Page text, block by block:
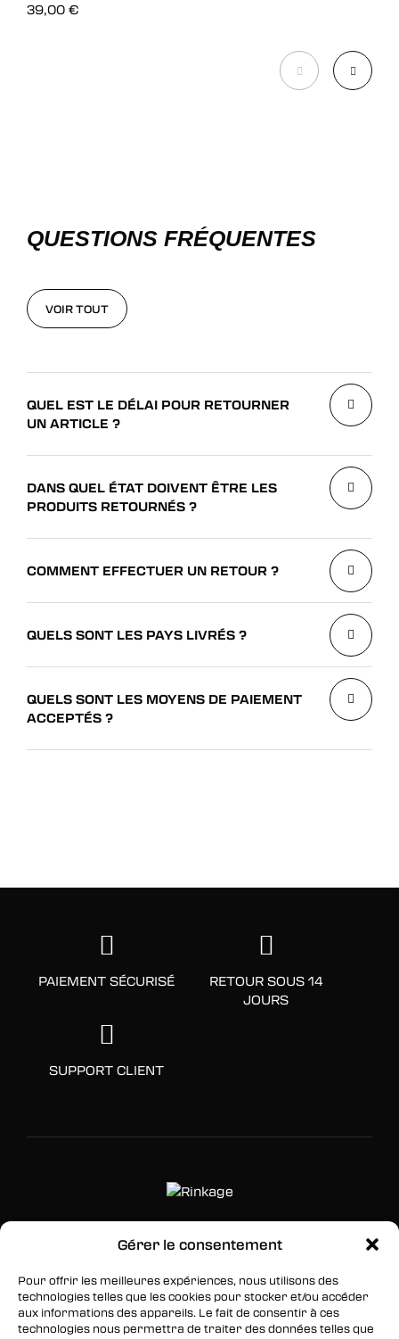
Gérer le consentement
Pour offrir les meilleures expériences, nous utilisons des
technologies telles que les cookies pour stocker et/ou accéder
aux informations des appareils. Le fait de consentir à ces
technologies nous permettra de traiter des données telles que
39,00 €
QUESTIONS FRÉQUENTES
VOIR TOUT
QUEL EST LE DÉLAI POUR RETOURNER
UN ARTICLE ?
DANS QUEL ÉTAT DOIVENT ÊTRE LES
PRODUITS RETOURNÉS ?
COMMENT EFFECTUER UN RETOUR ?
QUELS SONT LES PAYS LIVRÉS ?
QUELS SONT LES MOYENS DE PAIEMENT
ACCEPTÉS ?
PAIEMENT SÉCURISÉ
RETOUR SOUS 14
JOURS
SUPPORT CLIENT
SUIVEZ-NOUS
Facebook
Twitter